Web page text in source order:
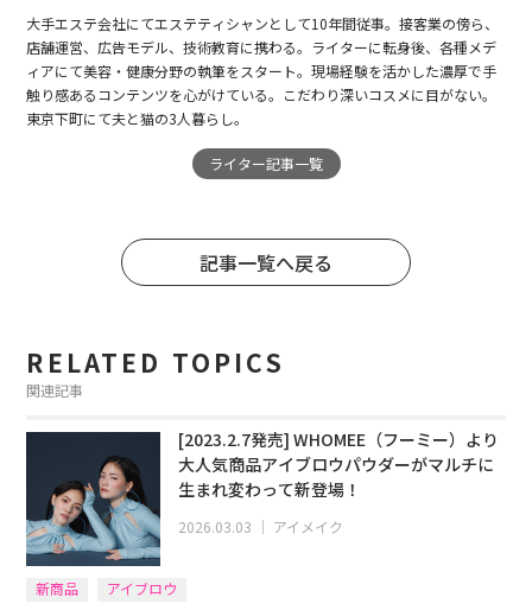
大手エステ会社にてエステティシャンとして10年間従事。接客業の傍ら、
店舗運営、広告モデル、技術教育に携わる。ライターに転身後、各種メデ
ィアにて美容・健康分野の執筆をスタート。現場経験を活かした濃厚で手
触り感あるコンテンツを心がけている。こだわり深いコスメに目がない。
東京下町にて夫と猫の3人暮らし。
ライター記事一覧
記事一覧へ戻る
RELATED TOPICS
関連記事
[2023.2.7発売] WHOMEE（フーミー）より
大人気商品アイブロウパウダーがマルチに
生まれ変わって新登場！
2026.03.03 ｜ アイメイク
新商品 アイブロウ